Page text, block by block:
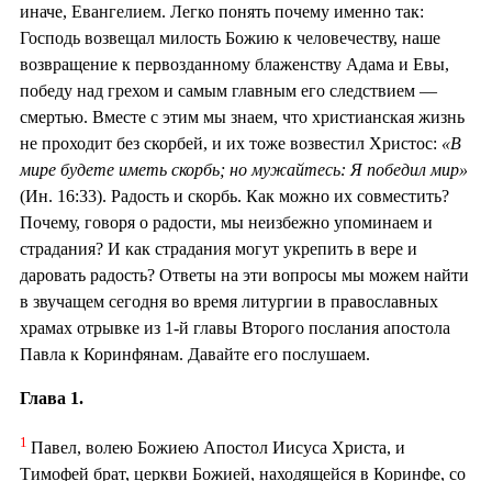
иначе, Евангелием. Легко понять почему именно так:
Господь возвещал милость Божию к человечеству, наше
возвращение к первозданному блаженству Адама и Евы,
победу над грехом и самым главным его следствием —
смертью. Вместе с этим мы знаем, что христианская жизнь
не проходит без скорбей, и их тоже возвестил Христос: «В
мире будете иметь скорбь; но мужайтесь: Я победил мир»
(Ин. 16:33). Радость и скорбь. Как можно их совместить?
Почему, говоря о радости, мы неизбежно упоминаем и
страдания? И как страдания могут укрепить в вере и
даровать радость? Ответы на эти вопросы мы можем найти
в звучащем сегодня во время литургии в православных
храмах отрывке из 1-й главы Второго послания апостола
Павла к Коринфянам. Давайте его послушаем.
Глава 1.
1 Павел, волею Божиею Апостол Иисуса Христа, и
Тимофей брат, церкви Божией, находящейся в Коринфе, со